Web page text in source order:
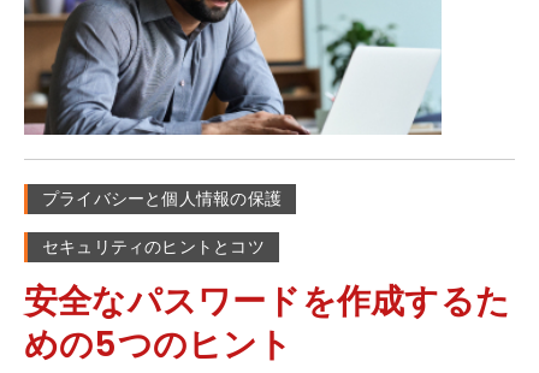
プライバシーと個人情報の保護
セキュリティのヒントとコツ
安全なパスワードを作成するた
めの5つのヒント